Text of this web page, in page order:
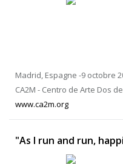
Madrid, Espagne -9 octobre
CA2M - Centro de Arte Dos
www.ca2m.org
"As I run and run,